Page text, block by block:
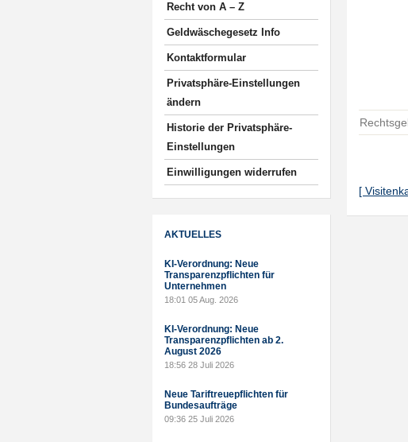
Recht von A – Z
Geldwäschegesetz Info
Kontaktformular
Privatsphäre-Einstellungen
ändern
Historie der Privatsphäre-
Einstellungen
Einwilligungen widerrufen
AKTUELLES
KI-Verordnung: Neue
Transparenzpflichten für
Unternehmen
18:01 05 Aug. 2026
KI-Verordnung: Neue
Transparenzpflichten ab 2.
August 2026
18:56 28 Juli 2026
Neue Tariftreuepflichten für
Bundesaufträge
09:36 25 Juli 2026
[